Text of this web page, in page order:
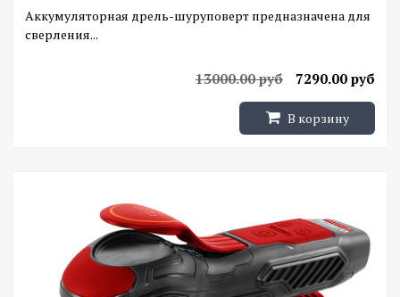
Аккумуляторная дрель-шуруповерт предназначена для
сверления...
7290.00 руб
13000.00 руб
В корзину